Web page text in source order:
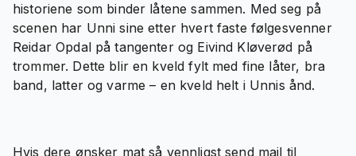
historiene som binder låtene sammen. Med seg på
scenen har Unni sine etter hvert faste følgesvenner
Reidar Opdal på tangenter og Eivind Kløverød på
trommer. Dette blir en kveld fylt med fine låter, bra
band, latter og varme – en kveld helt i Unnis ånd.
Hvis dere ønsker mat så vennligst send mail til